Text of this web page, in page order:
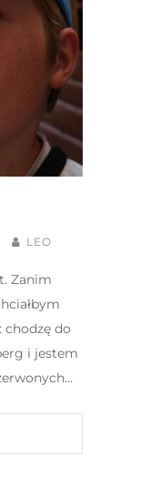
LEO
Zanim
chodzę do
i jestem